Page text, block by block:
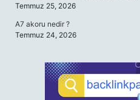
Temmuz 25, 2026
A7 akoru nedir ?
Temmuz 24, 2026